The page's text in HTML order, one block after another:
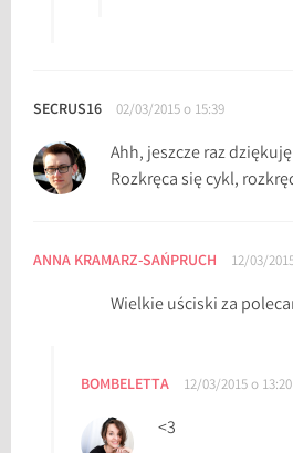
SECRUS16 02/03/2015 o 15:39
Ahh, jeszcze raz
Rozkręca się cykl,
ANNA KRAMARZ-SAŃPRUCH 12/03/
Wielkie uściski za
BOMBELETTA 12/03/2015 o 13:20
<3